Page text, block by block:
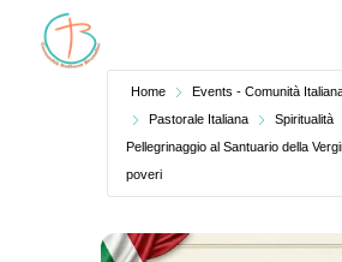
Home
Events - Comunità
Pastorale Italiana
Spiritualità
Pellegrinaggio al Santuario della
poveri